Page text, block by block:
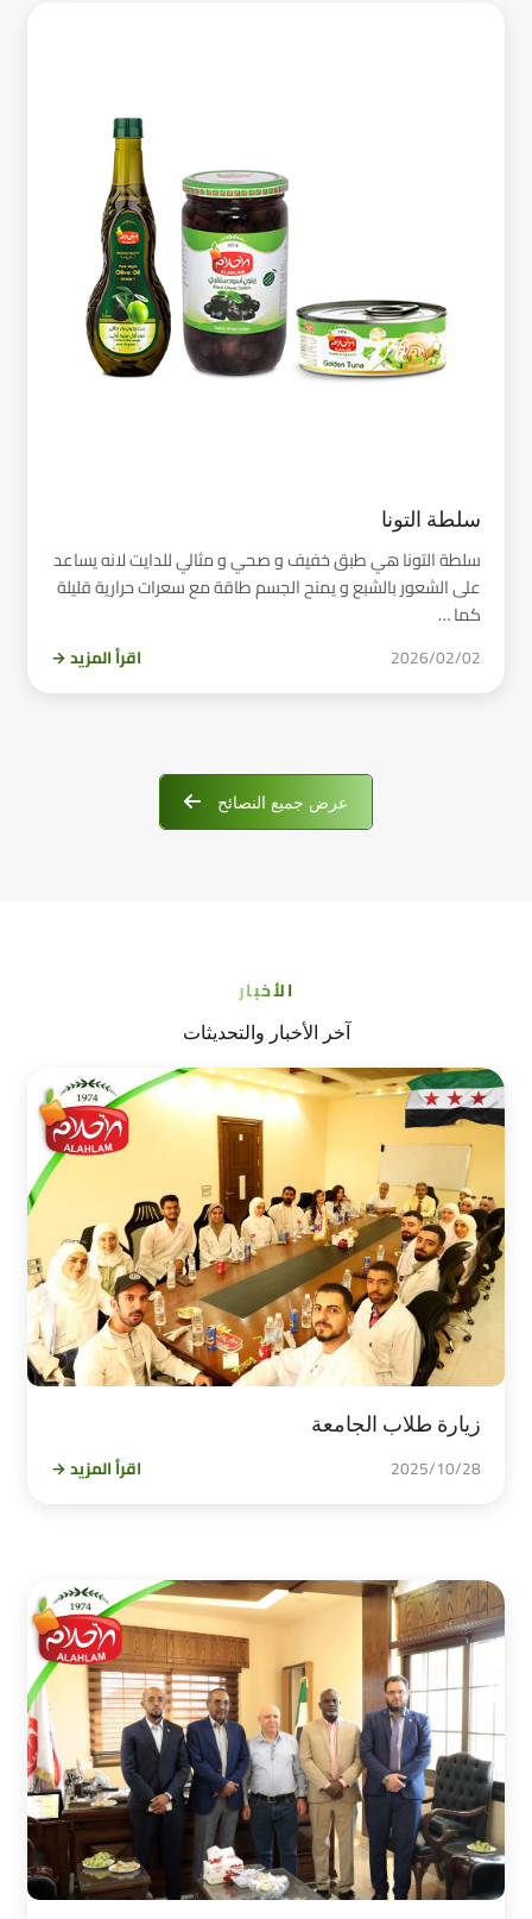
سلطة التونا
سلطة التونا هي طبق خفيف و صحي و مثالي للدايت لانه يساعد
على الشعور بالشبع و يمنح الجسم طاقة مع سعرات حرارية قليلة
كما …
2026/02/02 اقرأ المزيد →
عرض جميع النصائح
الأخبار
آخر الأخبار والتحديثات
زيارة طلاب الجامعة
2025/10/28 اقرأ المزيد →